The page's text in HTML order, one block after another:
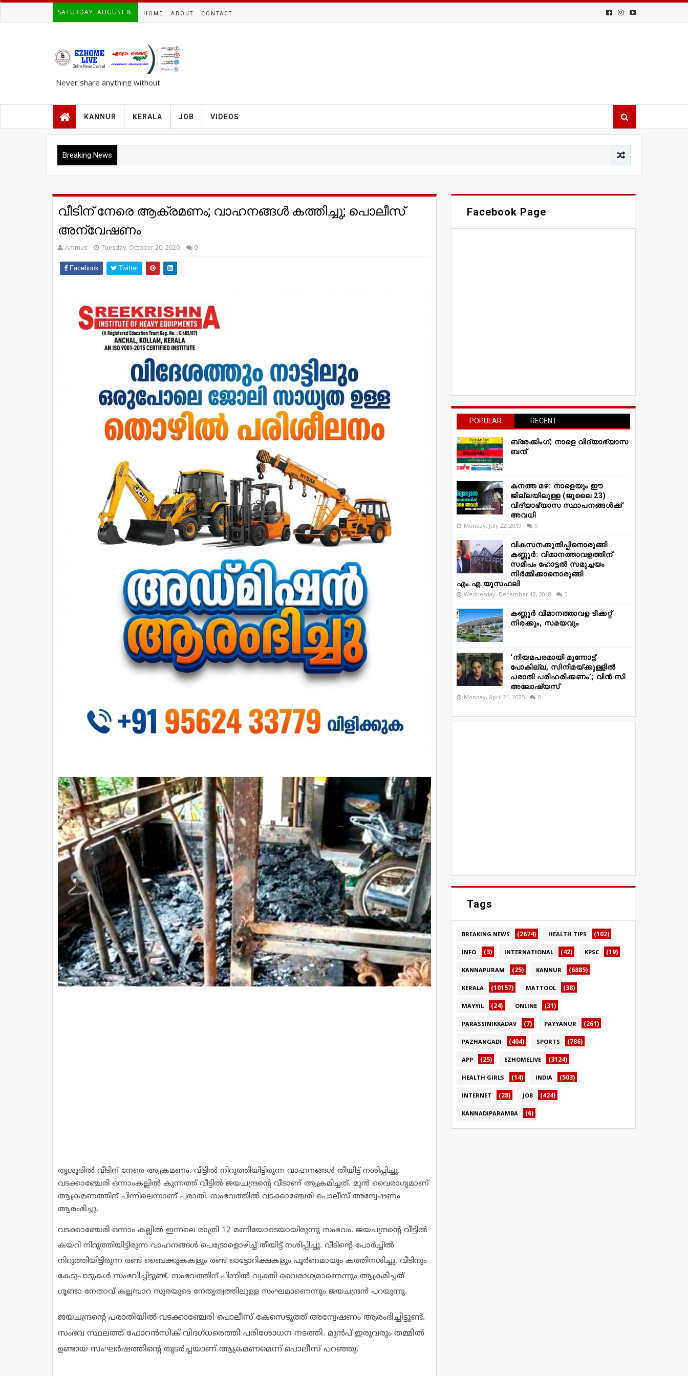
SATURDAY, AUGUST 8. HOME ABOUT CONTACT
Never share anything without
KANNUR KERALA JOB VIDEOS
Breaking News
വീടിന് നേരെ ആക്രമണം; വാഹനങ്ങൾ കത്തിച്ചു; പൊലീസ്
അന്വേഷണം
Ammus Tuesday, October 20, 2020 0
Facebook Twitter
തൃശൂരിൽ വീടിന് നേരെ ആക്രമണം. വീട്ടിൽ നിറുത്തിയിട്ടിരുന്ന വാഹനങ്ങൾ തീയിട്ട് നശിപ്പിച്ചു.
വടക്കാഞ്ചേരി ഒന്നാംകല്ലിൽ കുന്നത്ത് വീട്ടിൽ ജയചന്ദ്രന്റെ വീടാണ് ആക്രമിച്ചത്. മുൻ വൈരാഗ്യമാണ്
ആക്രമണത്തിന് പിന്നിലെന്നാണ് പരാതി. സംഭവത്തിൽ വടക്കാഞ്ചേരി പൊലീസ് അന്വേഷണം
ആരംഭിച്ചു.
വടക്കാഞ്ചേരി ഒന്നാം കല്ലിൽ ഇന്നലെ രാത്രി 12 മണിയോടെയായിരുന്നു സംഭവം. ജയചന്ദ്രന്റെ വീട്ടിൽ
കയറി നിറുത്തിയിട്ടിരുന്ന വാഹനങ്ങൾ പെട്രോളൊഴിച്ച് തീയിട്ട് നശിപ്പിച്ചു. വീടിന്റെ പോർച്ചിൽ
നിറുത്തിയിട്ടിരുന്ന രണ്ട് ബൈക്കുകകളും രണ്ട് ഓട്ടോറിക്ഷകളും പൂർണമായും കത്തിനശിച്ചു. വീടിനും
കേടുപാടുകൾ സംഭവിച്ചിട്ടുണ്ട്. സംഭവത്തിന് പിന്നിൽ വ്യക്തി വൈരാഗ്യമാണെന്നും ആക്രമിച്ചത്
ഗൂണ്ടാ നേതാവ് കല്ലമ്പാറ സുരയുടെ നേതൃത്വത്തിലുള്ള സംഘമാണെന്നും ജയചന്ദ്രൻ പറയുന്നു.
ജയചന്ദ്രന്റെ പരാതിയിൽ വടക്കാഞ്ചേരി പൊലീസ് കേസെടുത്ത് അന്വേഷണം ആരംഭിച്ചിട്ടുണ്ട്.
സംഭവ സ്ഥലത്ത് ഫോറൻസിക് വിദഗ്ധരെത്തി പരിശോധന നടത്തി. മുൻപ് ഇരുവരും തമ്മിൽ
ഉണ്ടായ സംഘർഷത്തിന്റെ തുടർച്ചയാണ് ആക്രമണമെന്ന് പൊലീസ് പറഞ്ഞു.
Facebook Page
POPULAR RECENT
ബ്രേക്കിംഗ്; നാളെ വിദ്യാഭ്യാസ
ബന്ദ്
കനത്ത മഴ: നാളെയും ഈ
ജില്ലയിലുള്ള (ജൂലൈ 23)
വിദ്യാഭ്യാസ സ്ഥാപനങ്ങൾക്ക്
അവധി
Monday, July 22, 2019 0
വികസനക്കുതിപ്പിനൊരുങ്ങി
കണ്ണൂർ: വിമാനത്താവളത്തിന്
സമീപം ഹോട്ടൽ സമുച്ചയം
നിർമ്മിക്കാനൊരുങ്ങി
എം.എ.യൂസഫലി
Wednesday, December 12, 2018 0
കണ്ണൂർ വിമാനത്താവള ടിക്കറ്റ്
നിരക്കും, സമയവും
‘നിയമപരമായി മുന്നോട്ട്
പോകില്ല, സിനിമയ്ക്കുള്ളിൽ
പരാതി പരിഹരിക്കണം’; വിൻ സി
അലോഷ്യസ്
Monday, April 21, 2025 0
Tags
BREAKING NEWS (2674) HEALTH TIPS (102)
INFO (3) INTERNATIONAL (42) KPSC (19)
KANNAPURAM (25) KANNUR (6885)
KERALA (10157) MATTOOL (38)
MAYYIL (24) ONLINE (31)
PARASSINIKKADAV (7) PAYYANUR (261)
PAZHANGADI (404) SPORTS (786)
APP (25) EZHOMELIVE (3124)
HEALTH GIRLS (14) INDIA (503)
INTERNET (28) JOB (424)
KANNADIPARAMBA (6)